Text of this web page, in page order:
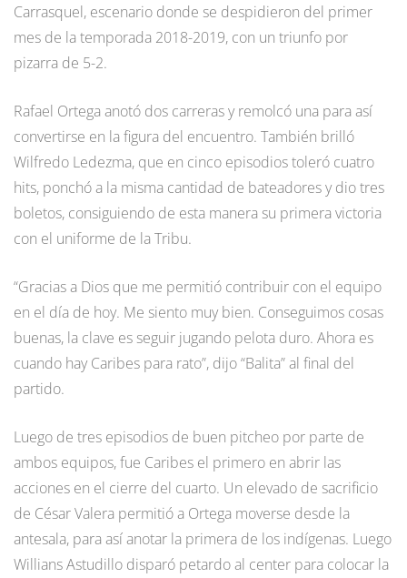
Carrasquel, escenario donde se despidieron del primer
mes de la temporada 2018-2019, con un triunfo por
pizarra de 5-2.
Rafael Ortega anotó dos carreras y remolcó una para así
convertirse en la figura del encuentro. También brilló
Wilfredo Ledezma, que en cinco episodios toleró cuatro
hits, ponchó a la misma cantidad de bateadores y dio tres
boletos, consiguiendo de esta manera su primera victoria
con el uniforme de la Tribu.
“Gracias a Dios que me permitió contribuir con el equipo
en el día de hoy. Me siento muy bien. Conseguimos cosas
buenas, la clave es seguir jugando pelota duro. Ahora es
cuando hay Caribes para rato”, dijo “Balita” al final del
partido.
Luego de tres episodios de buen pitcheo por parte de
ambos equipos, fue Caribes el primero en abrir las
acciones en el cierre del cuarto. Un elevado de sacrificio
de César Valera permitió a Ortega moverse desde la
antesala, para así anotar la primera de los indígenas. Luego
Willians Astudillo disparó petardo al center para colocar la